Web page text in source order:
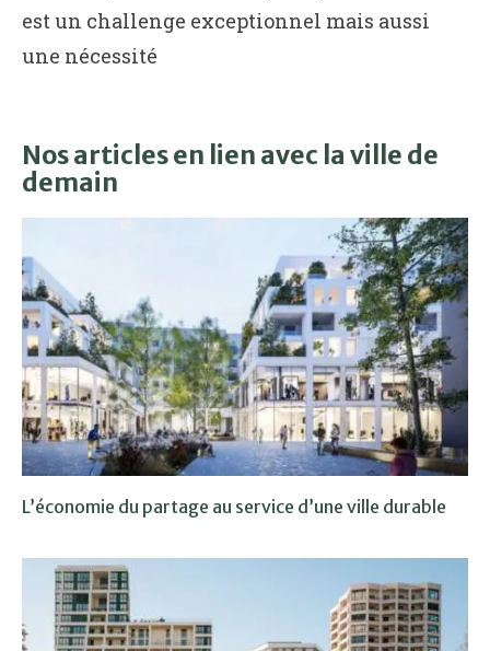
est un challenge exceptionnel mais aussi
une nécessité
Nos articles en lien avec la ville de
demain
L’économie du partage au service d’une ville durable